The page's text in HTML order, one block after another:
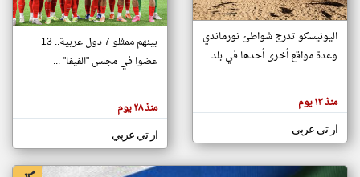
تغيير الدولة
اخبار جزر القمر على مدار الساعة
أهم اخبار جزر القمر العاجلة والمباشرة
هنا عن
وجهة
كاتبيها.
اليونيسكو تدرج شواطئ نورماندي
وعدة مواقع أخرى أحدها في بلد ...
منذ ١٣ يوم
ار تي عربي
بينهم ممثلو 7 دول عربية.. 13
عضوا في مجلس "الفيفا" ...
منذ ٢٨ يوم
ار تي عربي
klyoum.com